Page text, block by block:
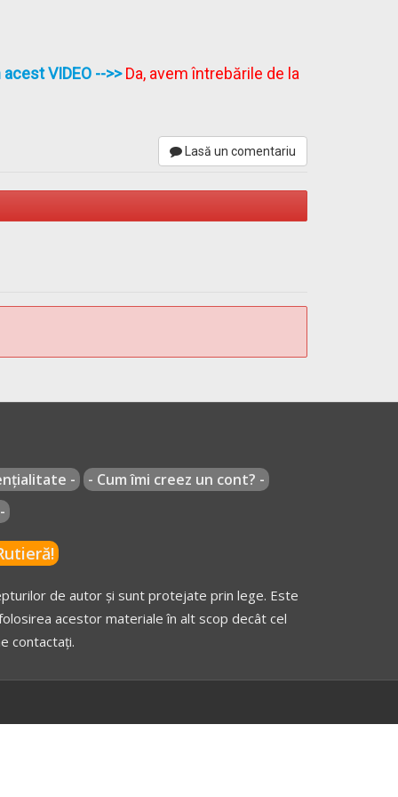
VIDEO -->>Da, avem întrebările de la
Lasă un comentariu
-
- Cum îmi creez un cont? -
de autor și sunt protejate prin lege. Este
acestor materiale în alt scop decât cel
contactați.